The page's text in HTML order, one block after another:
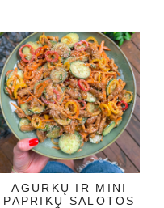
AGURKŲ IR MINI
PAPRIKŲ SALOTOS